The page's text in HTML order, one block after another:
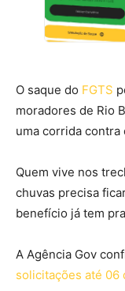
O saque do FGTS
moradores de Rio
uma corrida contra
Quem vive nos
chuvas precisa
benefício já tem
A Agência Gov
solicitações até 06